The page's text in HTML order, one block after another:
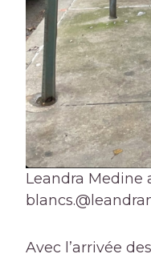
Leandra Medine
blancs.
Avec l’arrivée